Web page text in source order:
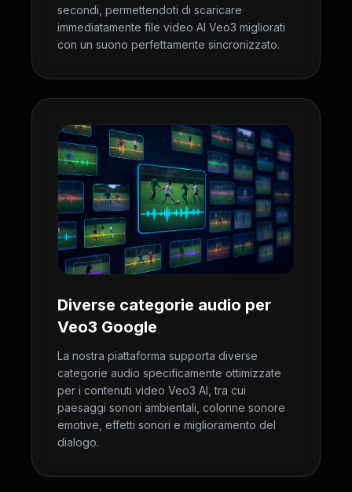
secondi, permettendoti di scaricare
immediatamente file video AI Veo3 migliorati
con un suono perfettamente sincronizzato.
Diverse categorie audio per
Veo3 Google
La nostra piattaforma supporta diverse
categorie audio specificamente ottimizzate
per i contenuti video Veo3 AI, tra cui
paesaggi sonori ambientali, colonne sonore
emotive, effetti sonori e miglioramento del
dialogo.